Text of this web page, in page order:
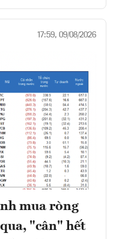
17:59, 09/08/2026
mua ròng
"cân" hết